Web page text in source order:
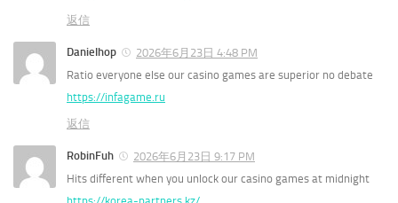
返信
Danielhop
2026年6月23日 4:48 PM
Ratio everyone else our casino games are superior no debate
https://infagame.ru
返信
RobinFuh
2026年6月23日 9:17 PM
Hits different when you unlock our casino games at midnight